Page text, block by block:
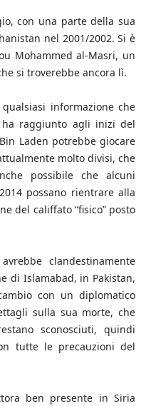
con una parte della sua
nel 2001/2002. Si è
Mohammed al-Masri, un
si troverebbe ancora lì.
informazione che
raggiunto agli inizi del
Laden potrebbe giocare
molto divisi, che
possibile che alcuni
possano rientrare alla
del califfato “fisico” posto
clandestinamente
di Islamabad, in Pakistan,
con un diplomatico
sulla sua morte, che
sconosciuti, quindi
tutte le precauzioni del
ben presente in Siria